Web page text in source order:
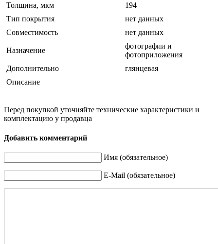
Толщина, мкм
194
Тип покрытия
нет данных
Совместимость
нет данных
Назначение
фотографии и
фотоприложения
Дополнительно
глянцевая
Описание
Перед покупкой уточняйте технические характеристики и
комплектацию у продавца
Добавить комментарий
Имя (обязательное)
E-Mail (обязательное)